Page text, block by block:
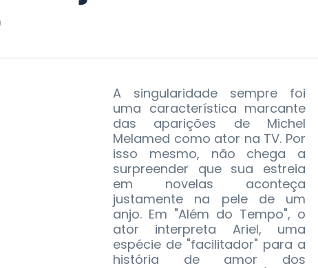
A singularidade sempre foi
uma característica marcante
das aparições de Michel
Melamed como ator na TV. Por
isso mesmo, não chega a
surpreender que sua estreia
em novelas aconteça
justamente na pele de um
anjo. Em "Além do Tempo", o
ator interpreta Ariel, uma
espécie de "facilitador" para a
história de amor dos